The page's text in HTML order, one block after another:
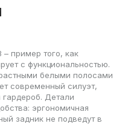
– пример того, как
с функциональностью.
белыми полосами
современный силуэт,
Детали
эргономичная
задник не подведут в